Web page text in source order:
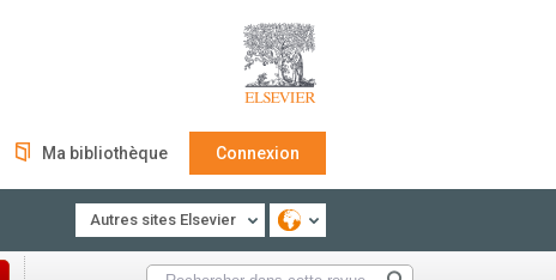
Ma bibliothèque Connexion
Autres sites Elsevier